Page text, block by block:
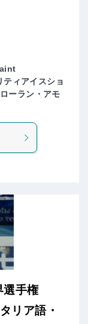
ィアイスショ
ーラン・アモ
手権
リア語・